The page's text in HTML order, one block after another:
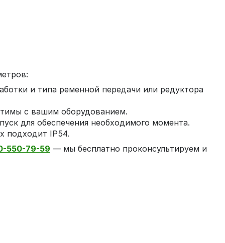
и типа ременной передачи или редуктора
с вашим оборудованием.
для обеспечения необходимого момента.
подходит IP54.
550-79-59 — мы бесплатно проконсультируем и